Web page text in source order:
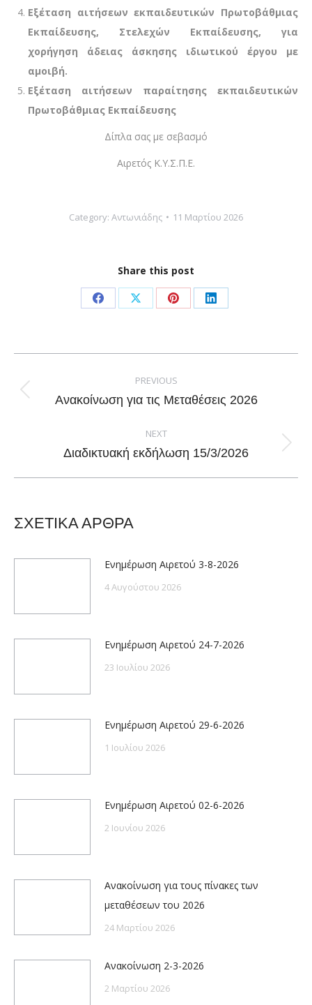
Εξέταση αιτήσεων εκπαιδευτικών Πρωτοβάθμιας
Εκπαίδευσης, Στελεχών Εκπαίδευσης, για
χορήγηση άδειας άσκησης ιδιωτικού έργου με
αμοιβή.
Εξέταση αιτήσεων παραίτησης εκπαιδευτικών
Πρωτοβάθμιας Εκπαίδευσης
Δίπλα σας με σεβασμό
Αιρετός Κ.Υ.Σ.Π.Ε.
Category: Αντωνιάδης 11 Μαρτίου 2026
Share this post
Share
Facebook
Share
X
Share
Pinterest
Share
LinkedIn
navigation
PREVIOUS
Previous
Ανακοίνωση για τις Μεταθέσεις 2026
NEXT
Next
Διαδικτυακή εκδήλωση 15/3/2026
ΣΧΕΤΙΚΑ ΑΡΘΡΑ
Ενημέρωση Αιρετού 3-8-2026
4 Αυγούστου 2026
Ενημέρωση Αιρετού 24-7-2026
23 Ιουλίου 2026
Ενημέρωση Αιρετού 29-6-2026
1 Ιουλίου 2026
Ενημέρωση Αιρετού 02-6-2026
2 Ιουνίου 2026
Ανακοίνωση για τους πίνακες των
μεταθέσεων του 2026
24 Μαρτίου 2026
Ανακοίνωση 2-3-2026
2 Μαρτίου 2026